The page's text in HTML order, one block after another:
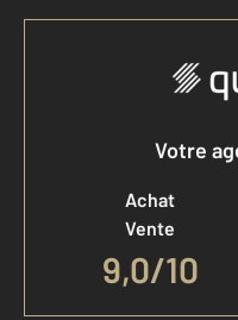
Votre
Achat
Vente
9,0/10